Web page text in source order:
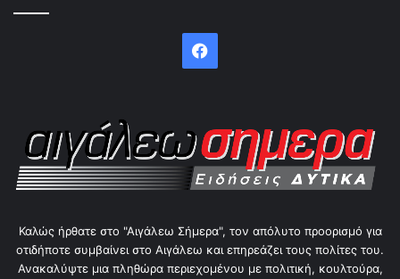
Facebook
Καλώς ήρθατε στο "Αιγάλεω Σήμερα", τον απόλυτο προορισμό για
οτιδήποτε συμβαίνει στο Αιγάλεω και επηρεάζει τους πολίτες του.
Ανακαλύψτε μια πληθώρα περιεχομένου με πολιτική, κουλτούρα,